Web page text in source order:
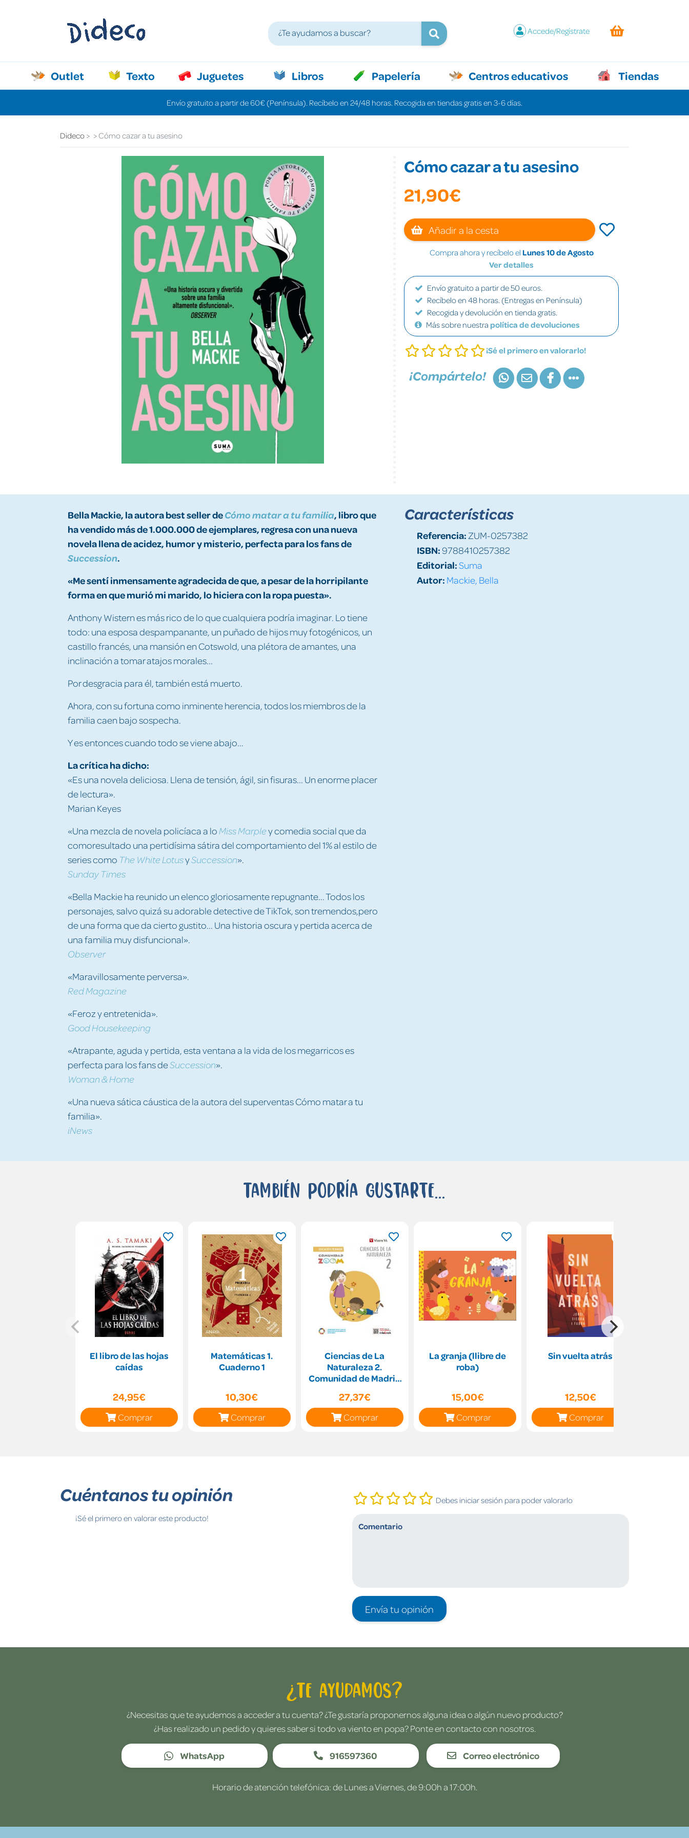
Accede/Regístrate
Outlet Texto Juguetes Libros Papelería Centros educativos Tiendas
Envío gratuito a partir de 60€ (Península). Recíbelo en 24/48 horas. Recogida en tiendas gratis en 3-6 días.
Dideco Cómo cazar a tu asesino
Cómo cazar a tu asesino
21,90€
Añadir a la cesta
Compra ahora y recíbelo el Lunes 10 de Agosto
Ver detalles
Envío gratuito a partir de 50 euros.
Recíbelo en 48 horas. (Entregas en Península)
Recogida y devolución en tienda gratis.
Más sobre nuestra política de devoluciones
¡Sé el primero en valorarlo!
¡Compártelo!
Bella Mackie, la autora best seller deCómo matar a tu familia, libro que
ha vendido más de 1.000.000 de ejemplares, regresa con una nueva
novela llena de acidez, humor y misterio, perfecta para los fans de
Succession.
«Me sentí inmensamente agradecida de que, a pesar de la horripilante
forma en que murió mi marido, lo hiciera con la ropa puesta».
Anthony Wistern es más rico de lo que cualquiera podría imaginar. Lo tiene
todo: una esposa despampanante, un puñado de hijos muy fotogénicos, un
castillo francés, una mansión en Cotswold, una plétora de amantes, una
inclinación a tomar atajos morales...
Por desgracia para él, también está muerto.
Ahora, con su fortuna como inminente herencia, todos los miembros de la
familia caen bajo sospecha.
Y es entonces cuando todo se viene abajo...
La crítica ha dicho:
«Es una novela deliciosa. Llena de tensión, ágil, sin fisuras... Un enorme placer
de lectura».
Marian Keyes
«Una mezcla de novela policíaca a loMiss Marpley comedia social que da
comoresultado una pertidísima sátira del comportamiento del 1% al estilo de
series como The White LotusySuccession».
Sunday Times
«Bella Mackie ha reunido un elenco gloriosamente repugnante... Todos los
personajes, salvo quizá su adorable detective de TikTok, son tremendos,pero
de una forma que da cierto gustito... Una historia oscura y pertida acerca de
una familia muy disfuncional».
Observer
«Maravillosamente perversa».
Red Magazine
«Feroz y entretenida».
Good Housekeeping
«Atrapante, aguda y pertida, esta ventana a la vida de los megarricos es
perfecta para los fans deSuccession».
Woman & Home
«Una nueva sática cáustica de la autora del superventas Cómo matar a tu
familia».
iNews
Características
Referencia: ZUM-0257382
ISBN:9788410257382
Editorial:Suma
Autor: Mackie, Bella
También podría gustarte...
El libro de las hojas
caídas
24,95€
Comprar
Matemáticas 1.
Cuaderno 1
10,30€
Comprar
Ciencias de La
Naturaleza 2.
Comunidad de Madrid
27,37€
Comprar
La granja (llibre de
roba)
15,00€
Comprar
Sin vuelta atrás
12,50€
Comprar
Cuéntanos tu opinión
¡Sé el primero en valorar este producto!
Debes iniciar sesión para poder valorarlo
Envía tu opinión
¿Te ayudamos?
¿Necesitas que te ayudemos a acceder a tu cuenta? ¿Te gustaría proponernos alguna idea o algún nuevo producto?
¿Has realizado un pedido y quieres saber si todo va viento en popa? Ponte en contacto con nosotros.
WhatsApp 916597360 Correo electrónico
Horario de atención telefónica: de Lunes a Viernes, de 9:00h a 17:00h.